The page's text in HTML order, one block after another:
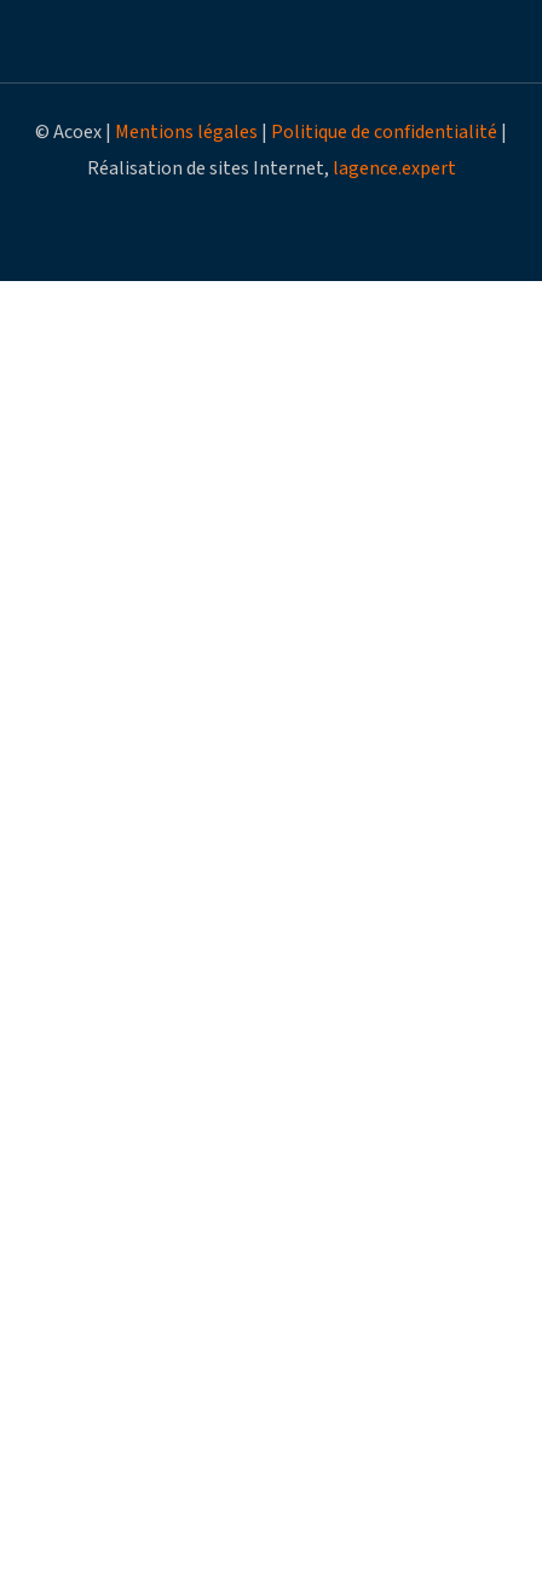
© Acoex | Mentions légales | Politique de confidentialité |
Réalisation de sites Internet, lagence.expert